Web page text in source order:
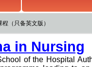
（只备英文版）